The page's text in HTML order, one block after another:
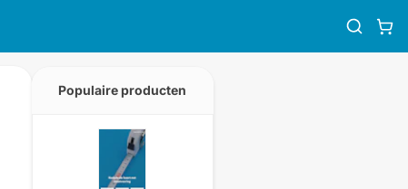
Populaire producten